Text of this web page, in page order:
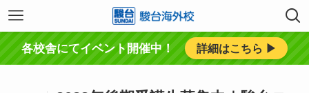
各校舎にてイベント開催中！ 詳細はこちら ▶︎